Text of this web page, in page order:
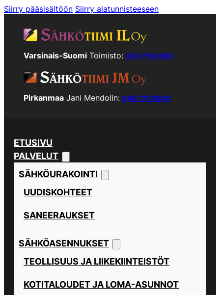
Siirry pääsisältöön Siirry alatunnisteeseen
Varsinais-Suomi Toimisto: 020 718 8300
Pirkanmaa Jani Mendolin: 040 775 6050
ETUSIVU
PALVELUT
SÄHKÖURAKOINTI
UUDISKOHTEET
SANEERAUKSET
SÄHKÖASENNUKSET
TEOLLISUUS JA LIIKEKIINTEISTÖT
KOTITALOUDET JA LOMA-ASUNNOT